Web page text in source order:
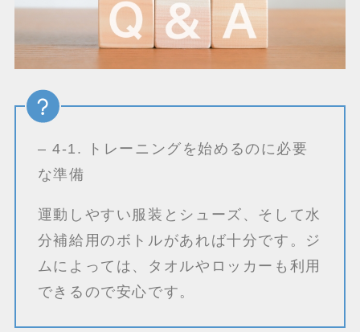
– 4-1. トレーニングを始めるのに必要
な準備
運動しやすい服装とシューズ、そして水
分補給用のボトルがあれば十分です。ジ
ムによっては、タオルやロッカーも利用
できるので安心です。